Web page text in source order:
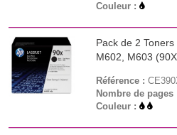
Couleur :
Pack de 2
M602, M603
Référence :
Nombre de
Couleur :